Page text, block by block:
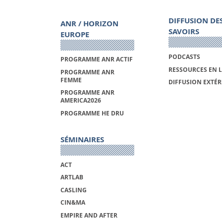
ANR / HORIZON
EUROPE
PROGRAMME ANR ACTIF
PROGRAMME ANR
FEMME
PROGRAMME ANR
AMERICA2026
PROGRAMME HE DRU
SÉMINAIRES
ACT
ARTLAB
CASLING
CIN&MA
EMPIRE AND AFTER
DIFFUSION
SAVOIRS
PODCASTS
RESSOURCES EN
DIFFUSION